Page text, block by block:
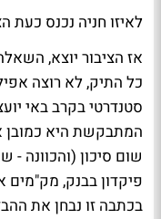
לאיזו חניה נכנס כעת
אז הציבור יוצא,
כל התיק, לא רוצה
סטנדרטי בקרב באי
המתבקשת היא
פיקדון בבנק, מק"מים
בכתבה זו נבחן את